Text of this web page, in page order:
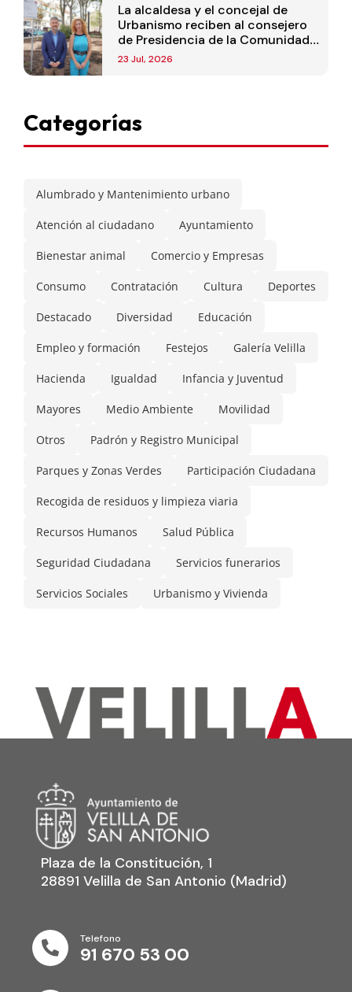
La alcaldesa y el concejal de
Urbanismo reciben al consejero
de Presidencia de la Comunidad
de Madrid
23 Jul, 2026
Categorías
Alumbrado y Mantenimiento urbano
Atención al ciudadano Ayuntamiento
Bienestar animal Comercio y Empresas
Consumo Contratación Cultura Deportes
Destacado Diversidad Educación
Empleo y formación Festejos Galería Velilla
Hacienda Igualdad Infancia y Juventud
Mayores Medio Ambiente Movilidad
Otros Padrón y Registro Municipal
Parques y Zonas Verdes Participación Ciudadana
Recogida de residuos y limpieza viaria
Recursos Humanos Salud Pública
Seguridad Ciudadana Servicios funerarios
Servicios Sociales Urbanismo y Vivienda
Plaza de la Constitución, 1
28891 Velilla de San Antonio (Madrid)

Telefono
91 670 53 00